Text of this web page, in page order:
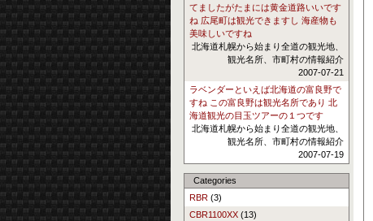
てましたがたまには黄金道路いいです
ね 広尾町は観光できますし 海産物も
美味しいですね
北海道札幌から始まり全道の観光地、
観光名所、市町村の情報紹介
2007-07-21
ラベンダーといえば北海道の富良野で
すね この富良野は観光名所であり 北
海道観光の目玉ツアーの１つです
北海道札幌から始まり全道の観光地、
観光名所、市町村の情報紹介
2007-07-19
Categories
RBR(3)
CBR1100XX(13)